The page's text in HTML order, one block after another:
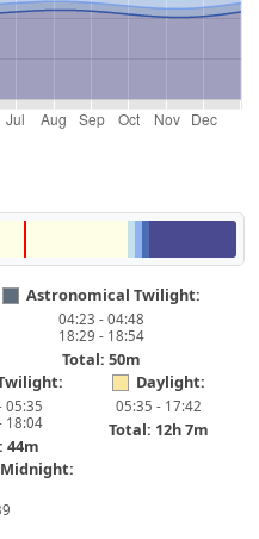
Astronomical Twilight:
04:23 - 04:48
18:29 - 18:54
Total: 50m
05:35
18:04
44m
Daylight:
05:35 - 17:42
Total: 12h 7m